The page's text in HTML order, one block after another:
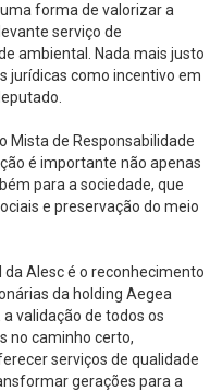
forma de valorizar a
serviço de
ambiental. Nada mais justo
jurídicas como incentivo em
Mista de Responsabilidade
é importante não apenas
para a sociedade, que
e preservação do meio
da Alesc é o reconhecimento
da holding Aegea
validação de todos os
no caminho certo,
serviços de qualidade
gerações para a